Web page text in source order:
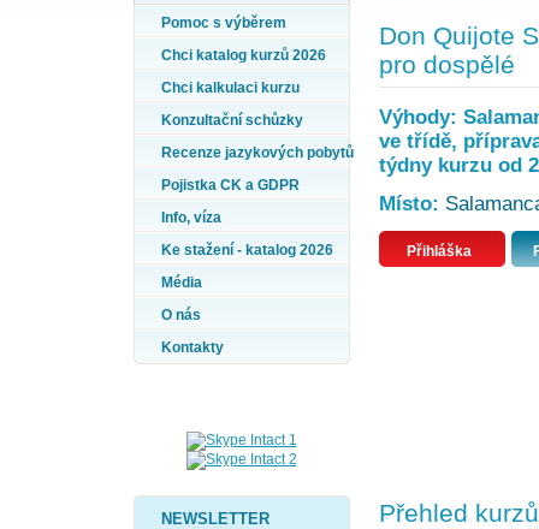
Pomoc s výběrem
Chci katalog kurzů 2026
Chci kalkulaci kurzu
Konzultační schůzky
Recenze jazykových pobytů
Pojistka CK a GDPR
Info, víza
Ke stažení - katalog 2026
Média
O nás
Kontakty
NEWSLETTER
Don Quijote
pro dospělé
Výhody:
ve třídě,
týdny kurzu od
Místo:
Přihláška
Přehled kurzů